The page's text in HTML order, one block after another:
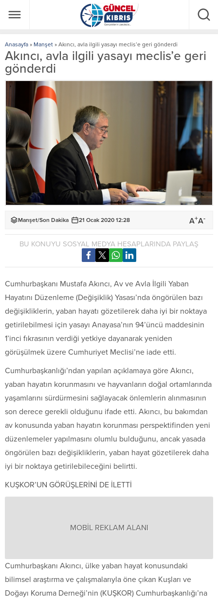
Anasayfa » Manşet » Akıncı, avla ilgili yasayı meclis’e geri gönderdi
Akıncı, avla ilgili yasayı meclis’e geri
gönderdi
Manşet/Son Dakika 21 Ocak 2020 12:28 A+A-
BU KONUYU SOSYAL MEDYA HESAPLARINDA PAYLAŞ
Cumhurbaşkanı Mustafa Akıncı, Av ve Avla İlgili Yaban
Hayatını Düzenleme (Değişiklik) Yasası’nda öngörülen bazı
değişikliklerin, yaban hayatı gözetilerek daha iyi bir noktaya
getirilebilmesi için yasayı Anayasa’nın 94’üncü maddesinin
1’inci fıkrasının verdiği yetkiye dayanarak yeniden
görüşülmek üzere Cumhuriyet Meclisi’ne iade etti.
Cumhurbaşkanlığı’ndan yapılan açıklamaya göre Akıncı,
yaban hayatın korunmasını ve hayvanların doğal ortamlarında
yaşamlarını sürdürmesini sağlayacak önlemlerin alınmasının
son derece gerekli olduğunu ifade etti. Akıncı, bu bakımdan
av konusunda yaban hayatın korunması perspektifinden yeni
düzenlemeler yapılmasını olumlu bulduğunu, ancak yasada
öngörülen bazı değişikliklerin, yaban hayat gözetilerek daha
iyi bir noktaya getirilebileceğini belirtti.
KUŞKOR’UN GÖRÜŞLERİNİ DE İLETTİ
MOBİL REKLAM ALANI
Cumhurbaşkanı Akıncı, ülke yaban hayat konusundaki
bilimsel araştırma ve çalışmalarıyla öne çıkan Kuşları ve
Doğayı Koruma Derneği’nin (KUŞKOR) Cumhurbaşkanlığı’na